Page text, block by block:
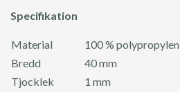
Specifikation
Material
100 % polypropylen
Bredd
40 mm
Tjocklek
1 mm